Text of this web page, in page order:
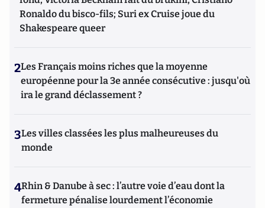
chaque mois pendant dix ans une chronique litt. pour le
mensuel "Service Littéraire". Annick Geille remet
depuis huit ans à Atlantico une chronique vouée à la
Ronaldo du bisco-fils; Suri ex Cruise joue du
Shakespeare queer
2Les Français moins riches que la moyenne
européenne pour la 3e année consécutive : jusqu'où
ira le grand déclassement ?
3Les villes classées les plus malheureuses du
monde
4Rhin & Danube à sec : l’autre voie d’eau dont la
fermeture pénalise lourdement l’économie